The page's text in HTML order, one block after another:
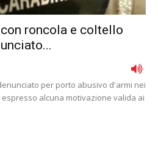
roncola e coltello
per porto abusivo d'armi nei
alcuna motivazione valida ai